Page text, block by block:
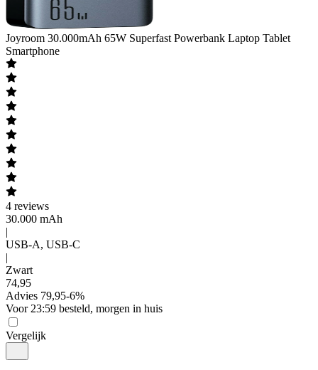
Joyroom 30.000mAh 65W Superfast Powerbank Laptop Tablet
Smartphone
4 reviews
30.000 mAh
|
USB-A, USB-C
|
Zwart
74,95
Advies 79,95-6%
Voor 23:59 besteld, morgen in huis
Vergelijk